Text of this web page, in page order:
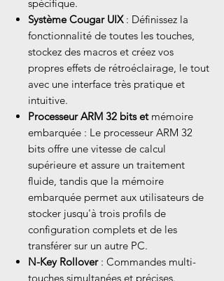
spécifique.
Système Cougar UIX: Définissez la
fonctionnalité de toutes les touches,
stockez des macros et créez vos
propres effets de rétroéclairage, le tout
avec une interface très pratique et
intuitive.
Processeur ARM 32 bits etmémoire
embarquée : Le processeur ARM 32
bits offre une vitesse de calcul
supérieure et assure un traitement
fluide, tandis que la mémoire
embarquée permet aux utilisateurs de
stocker jusqu'à trois profils de
configuration complets et de les
transférer sur un autre PC.
N-Key Rollover: Commandes multi-
touches simultanées et précises.